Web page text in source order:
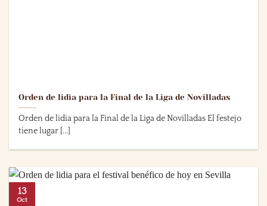
Orden de lidia para la Final de la Liga de Novilladas
Orden de lidia para la Final de la Liga de Novilladas El festejo
tiene lugar [...]
13
Oct